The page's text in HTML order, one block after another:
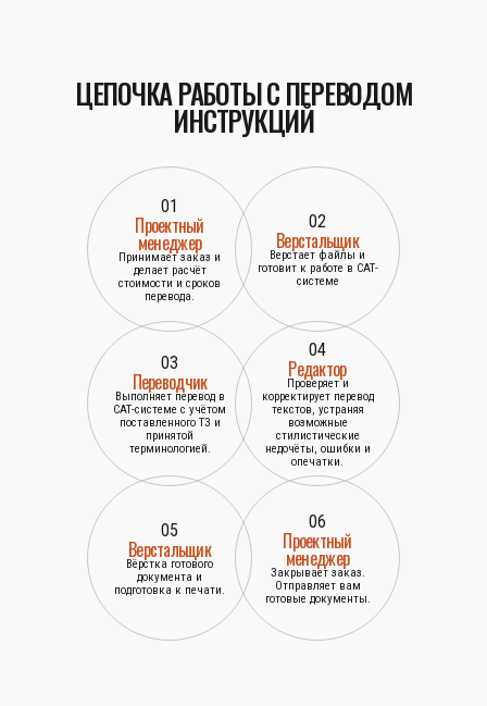
ЦЕПОЧКА РАБОТЫ С ПЕРЕВОДОМ
ИНСТРУКЦИЙ
01
Проектный
менеджер
Принимает заказ и
делает расчёт
стоимости и сроков
перевода.
02
Верстальщик
Верстает файлы и
готовит к работе в САТ-
системе
03
Переводчик
Выполняет перевод в
САТ-системе с учётом
поставленного ТЗ и
принятой
терминологией.
04
Редактор
Проверяет и
корректирует перевод
текстов, устраняя
возможные
стилистические
недочёты, ошибки и
опечатки.
05
Верстальщик
Вёрстка готового
документа и
подготовка к печати.
06
Проектный
менеджер
Закрывает заказ.
Отправляет вам
готовые документы.